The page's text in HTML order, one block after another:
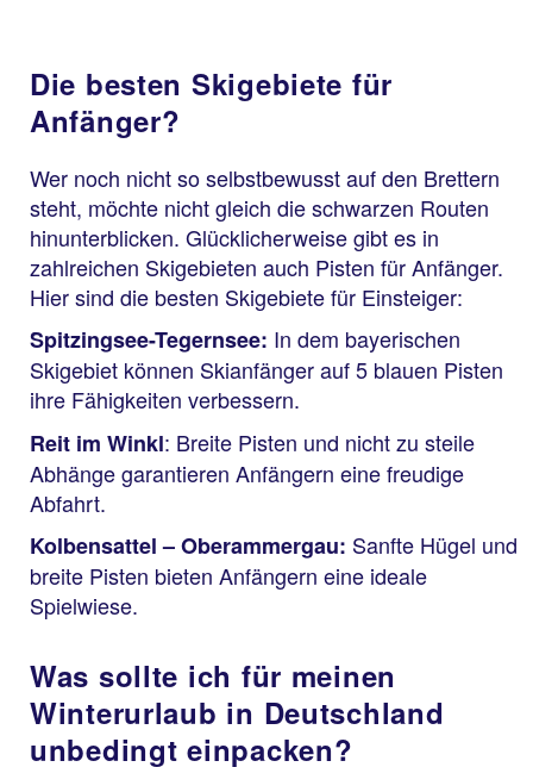
Die besten Skigebiete für
Anfänger?
Wer noch nicht so selbstbewusst auf den Brettern
steht, möchte nicht gleich die schwarzen Routen
hinunterblicken. Glücklicherweise gibt es in
zahlreichen Skigebieten auch Pisten für Anfänger.
Hier sind die besten Skigebiete für Einsteiger:
Spitzingsee-Tegernsee: In dem bayerischen
Skigebiet können Skianfänger auf 5 blauen Pisten
ihre Fähigkeiten verbessern.
Reit im Winkl: Breite Pisten und nicht zu steile
Abhänge garantieren Anfängern eine freudige
Abfahrt.
Kolbensattel – Oberammergau: Sanfte Hügel und
breite Pisten bieten Anfängern eine ideale
Spielwiese.
Was sollte ich für meinen
Winterurlaub in Deutschland
unbedingt einpacken?